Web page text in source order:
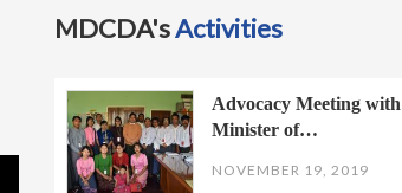
MDCDA'sActivities
Advocacy Meeting with
Minister of…
NOVEMBER 19, 2019